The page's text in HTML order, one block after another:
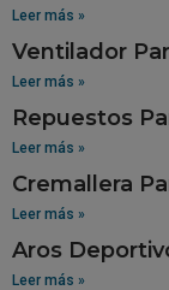
Leer más »
Ventilador
Leer más »
Repuestos
Leer más »
Cremallera
Leer más »
Aros
Leer más »